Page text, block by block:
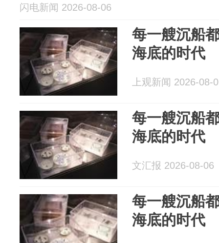
闪电新闻 2026-08-06
每一艘沉船
海底的时代
上观新闻 2026-08-
每一艘沉船
海底的时代
文汇报 2026-08-06
每一艘沉船
海底的时代